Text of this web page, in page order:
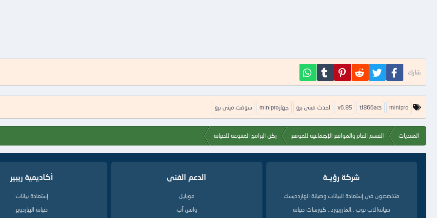
شارك: فيسبوك تويتر Reddit
Pinterest
Tumblr
ا
ل
م
minipro
tl866acs
v6.85 احدث مينى برو جهازminipro سوفت مينى برو
المنتديات القسم العام والمواقع الإجتماعية للموقع ركن البرامج المتنوعة للصيانة
شركة رؤيــة
متخصصون في إستعادة البيانات وصيانة الهاردديسك
صيانةالاب توب ..المازربورد.. كورسات صيانة
الدعم الفنى
موبايل
واتس آب
أكاديمية ريبير
إستعادة بيانات
صيانة الهاردوير